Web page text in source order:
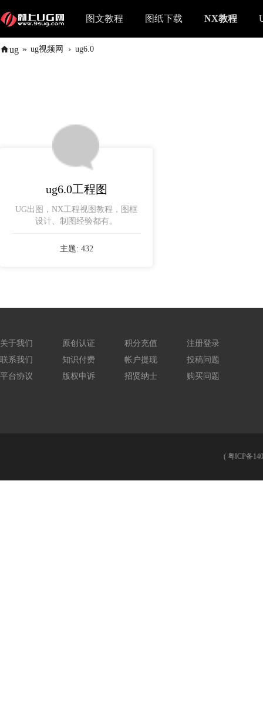
图文教程 图纸下载 NX教程
ug » ug视频网 › ug6.0
ug6.0工程图
UG出图，NX工程视图教程，图框
设计、制图经验都有。
主题: 432
关于我们
联系我们
平台协议
原创认证
知识付费
版权申诉
积分充值
帐户提现
招贤纳士
注册登录
投稿问题
购买问题
( 粤ICP备